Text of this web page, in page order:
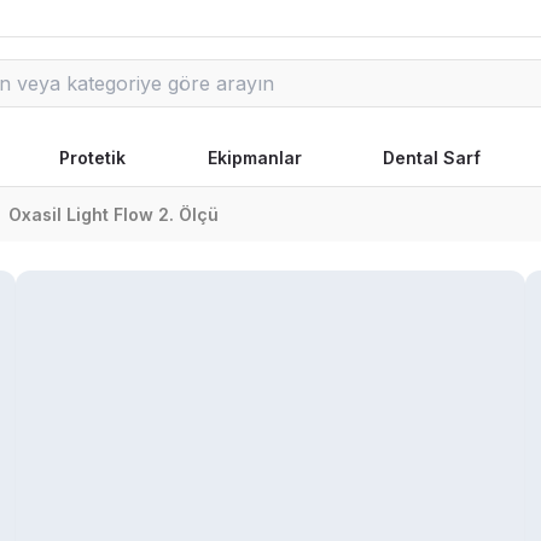
Protetik Ekipmanlar Dental Sarf
Oxasil Light Flow 2. Ölçü